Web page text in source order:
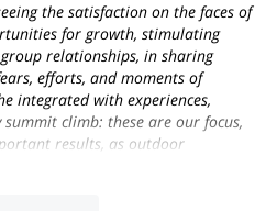
the satisfaction on the faces of
for growth, stimulating
relationships, in sharing
efforts, and moments of
integrated with experiences,
climb: these are our focus,
results, as outdoor
love the mountains and their